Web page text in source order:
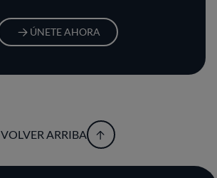
ÚNETE AHORA
VOLVER ARRIBA